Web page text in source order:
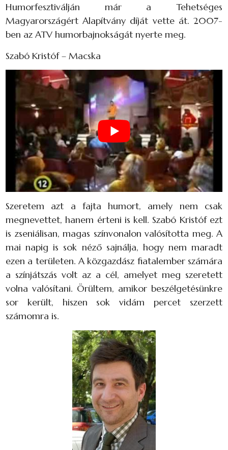
Humorfesztiválján már a Tehetséges
Magyarországért Alapítvány díját vette át. 2007-
ben az ATV humorbajnokságát nyerte meg.
Szabó Kristóf – Macska
Szeretem azt a fajta humort, amely nem csak
megnevettet, hanem érteni is kell. Szabó Kristóf ezt
is zseniálisan, magas színvonalon valósította meg. A
mai napig is sok néző sajnálja, hogy nem maradt
ezen a területen. A közgazdász fiatalember számára
a színjátszás volt az a cél, amelyet meg szeretett
volna valósítani. Örültem, amikor beszélgetésünkre
sor került, hiszen sok vidám percet szerzett
számomra is.